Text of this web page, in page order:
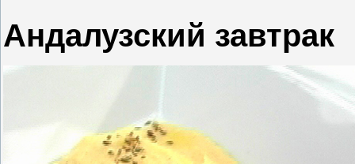
Андалузский завтрак